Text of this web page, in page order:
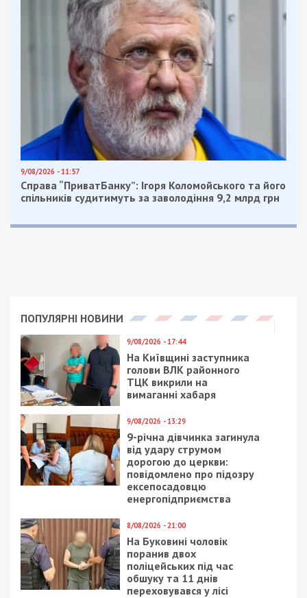
9/08/2026 - 11:57
Справа “ПриватБанку”: Ігоря Коломойського та його
спільників судитимуть за заволодіння 9,2 млрд грн
ПОПУЛЯРНІ НОВИНИ
9/08/2026 - 17:44
На Київщині заступника
голови ВЛК районного
ТЦК викрили на
вимаганні хабаря
9/08/2026 - 13:29
9-річна дівчинка загинула
від удару струмом
дорогою до церкви:
повідомлено про підозру
ексепосадовцю
енергопідприємства
8/08/2026 - 21:00
На Буковині чоловік
поранив двох
поліцейських під час
обшуку та 11 днів
переховувався у лісі